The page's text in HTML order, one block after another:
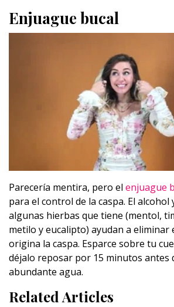
Enjuague bucal
Parecería mentira, pero el enjuague
para el control de la caspa. El alcohol
algunas hierbas que tiene (mentol,
metilo y eucalipto) ayudan a eliminar
origina la caspa. Esparce sobre tu
déjalo reposar por 15 minutos antes
abundante agua.
Related Articles